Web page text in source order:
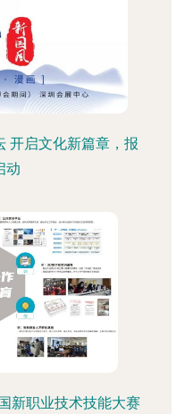
开启文化新篇章，报
动
新职业技术技能大赛